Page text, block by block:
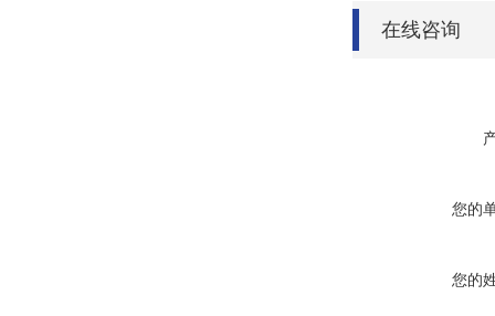
在线咨询
您的
您的